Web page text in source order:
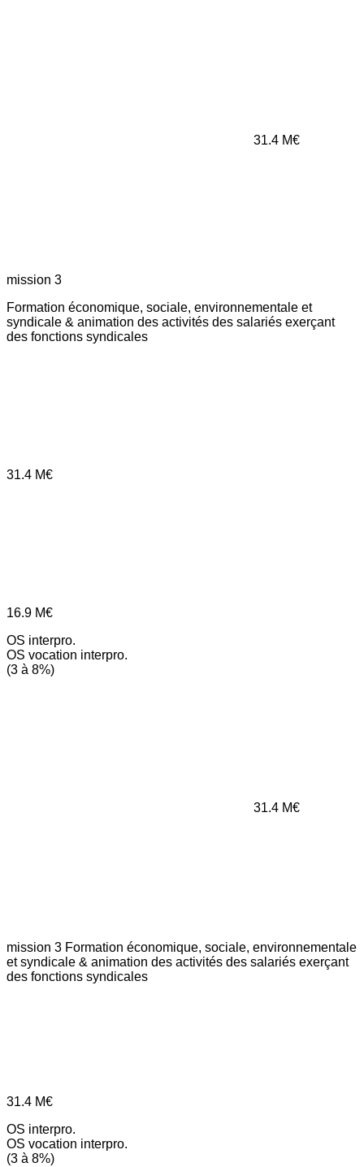
31.4 M€
mission 3
Formation économique, sociale, environnementale et
syndicale & animation des activités des salariés exerçant
des fonctions syndicales
31.4 M€
16.9 M€
OS interpro.
OS vocation interpro.
(3 à 8%)
31.4 M€
mission 3 Formation économique, sociale, environnementale
et syndicale & animation des activités des salariés exerçant
des fonctions syndicales
31.4 M€
OS interpro.
OS vocation interpro.
(3 à 8%)